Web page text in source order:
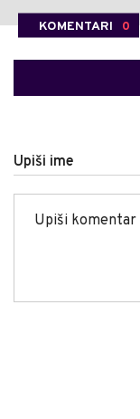
KOMENTARI 0
Upiši ime